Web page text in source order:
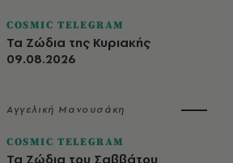
COSMIC TELEGRAM
Τα Ζώδια της Κυριακής
09.08.2026
Αγγελική Μανουσάκη
COSMIC TELEGRAM
Τα Ζώδια του Σαββάτου